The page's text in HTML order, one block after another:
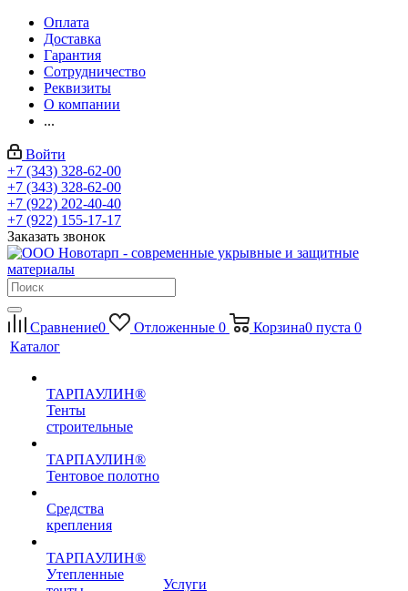
Оплата
Доставка
Гарантия
Сотрудничество
Реквизиты
О компании
...
Войти
+7 (343) 328-62-00
+7 (343) 328-62-00
+7 (922) 202-40-40
+7 (922) 155-17-17
Заказать звонок
Сравнение0 Отложенные 0 Корзина0 пуста 0
Каталог
ТАРПАУЛИН®
Тенты
строительные
ТАРПАУЛИН®
Тентовое полотно
Средства
крепления
ТАРПАУЛИН®
Утепленные
Услуги